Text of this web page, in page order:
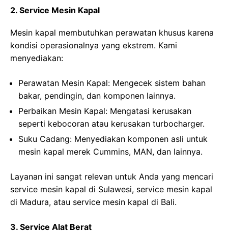
2. Service Mesin Kapal
Mesin kapal membutuhkan perawatan khusus karena
kondisi operasionalnya yang ekstrem. Kami
menyediakan:
Perawatan Mesin Kapal: Mengecek sistem bahan
bakar, pendingin, dan komponen lainnya.
Perbaikan Mesin Kapal: Mengatasi kerusakan
seperti kebocoran atau kerusakan turbocharger.
Suku Cadang: Menyediakan komponen asli untuk
mesin kapal merek Cummins, MAN, dan lainnya.
Layanan ini sangat relevan untuk Anda yang mencari
service mesin kapal di Sulawesi, service mesin kapal
di Madura, atau service mesin kapal di Bali.
3. Service Alat Berat